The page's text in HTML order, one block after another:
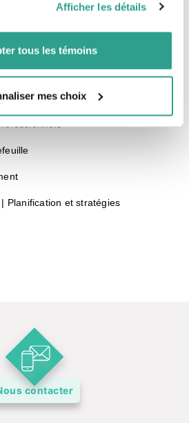
ou qu’ils auraient collectées lors
services.
Afficher les détails
tous les témoins
mes choix
Planification et stratégies
contacter